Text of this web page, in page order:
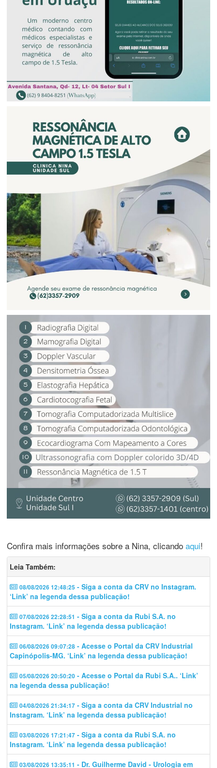
Confira mais informações sobre a Nina, clicando aqui!
Leia Também:
08/08/2026 12:48:25 - Siga a conta da CRV no Instagram.
‘Link’ na legenda dessa publicação!
07/08/2026 22:28:51 - Siga a conta da Rubi S.A. no
Instagram. ‘Link’ na legenda dessa publicação!
06/08/2026 09:07:28 - Acesse o Portal da CRV Industrial
Capinópolis-MG. ‘Link’ na legenda dessa publicação!
05/08/2026 20:50:20 - Acesse o Portal da Rubi S.A.. ‘Link’
na legenda dessa publicação!
04/08/2026 21:34:17 - Siga a conta da CRV Industrial no
Instagram. ‘Link’ na legenda dessa publicação!
03/08/2026 17:21:47 - Siga a conta da Rubi S.A. no
Instagram. ‘Link’ na legenda dessa publicação!
03/08/2026 13:35:11 - Dr. Guilherme David - Urologia em